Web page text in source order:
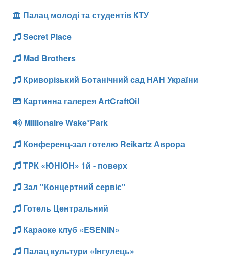
Палац молоді та студентів КТУ
Secret Place
Mad Brothers
Криворізький Ботанічний сад НАН України
Картинна галерея ArtCraftOil
Millionaire Wake*Park
Конференц-зал готелю Reikartz Аврора
ТРК «ЮНІОН» 1й - поверх
Зал "Концертний сервіс"
Готель Центральний
Караоке клуб «ESENIN»
Палац культури «Інгулець»